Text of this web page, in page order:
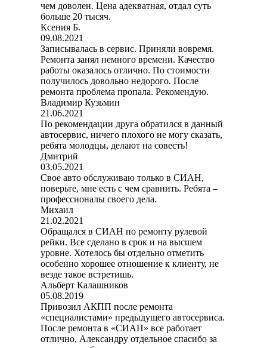
чем доволен. Цена адекватная, отдал суть
больше 20 тысяч.
Ксения Б.
09.08.2021
Записывалась в сервис. Приняли вовремя.
Ремонта занял немного времени. Качество
работы оказалось отлично. По стоимости
получилось довольно недорого. После
ремонта проблема пропала. Рекомендую.
Владимир Кузьмин
21.06.2021
По рекомендации друга обратился в данный
автосервис, ничего плохого не могу сказать,
ребята молодцы, делают на совесть!
Дмитрий
03.05.2021
Свое авто обслуживаю только в СИАН,
поверьте, мне есть с чем сравнить. Ребята –
профессионалы своего дела.
Михаил
21.02.2021
Обращался в СИАН по ремонту рулевой
рейки. Все сделано в срок и на высшем
уровне. Хотелось бы отдельно отметить
особенно хорошее отношение к клиенту, не
везде такое встретишь.
Альберт Калашников
05.08.2019
Привозил АКПП после ремонта
«специалистами» предыдущего автосервиса.
После ремонта в «СИАН» все работает
отлично, Александру отдельное спасибо за